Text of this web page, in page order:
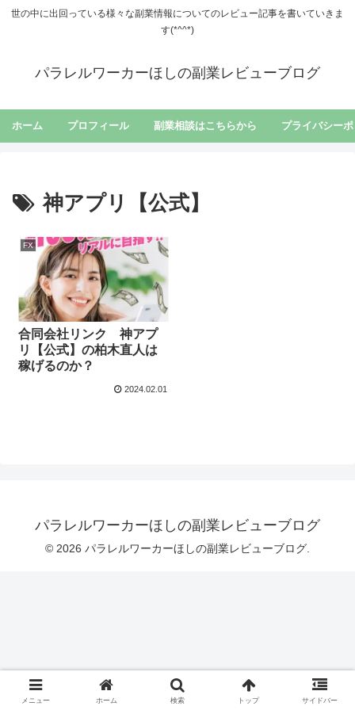
世の中に出回っている様々な副業情報についてのレビュー記事を書いていきま
す(*^^*)
パラレルワーカーほしの副業レビューブログ
ホーム プロフィール 副業相談はこちらから プライバシー
神アプリ【公式】
FX
合同会社リンク 神アプ
リ【公式】の柏木直人は
稼げるのか？
2024.02.01
パラレルワーカーほしの副業レビューブログ
© 2026 パラレルワーカーほしの副業レビューブログ.
メニュー ホーム 検索 トップ サイドバー